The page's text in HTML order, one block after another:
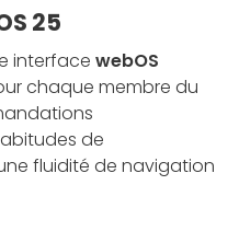
25
interface webOS
chaque membre du
de
fluidité de navigation